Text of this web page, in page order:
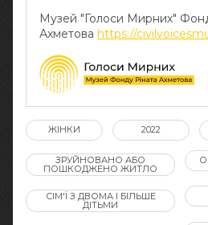
Музей "Голоси Мирних"
Ахметова https://
ЖІНКИ 2022
ЗРУЙНОВАНО АБО
ПОШКОДЖЕНО ЖИТЛО
СІМ'Ї З ДВОМА І БІЛЬШЕ
ДІТЬМИ